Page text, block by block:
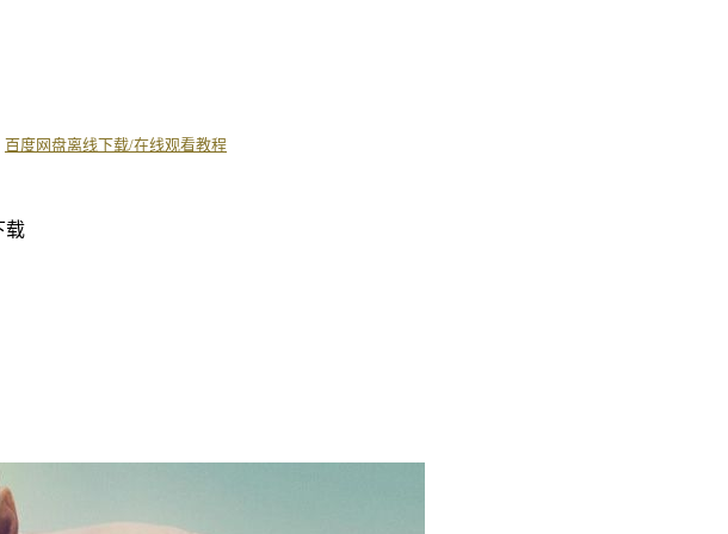
百度网盘离线下载/在线观看教程